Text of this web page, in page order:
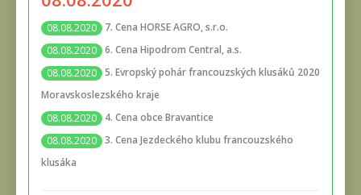
08.08.2020
7. Cena HORSE AGRO, s.r.o.
08.08.2020 6. Cena Hipodrom Central, a.s.
08.08.2020 5. Evropský pohár francouzských klusáků 2020
Moravskoslezského kraje
08.08.2020
4. Cena obce Bravantice
08.08.2020 3. Cena Jezdeckého klubu francouzského
klusáka